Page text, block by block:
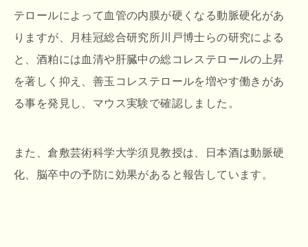
テロールによって血管の内膜が硬くなる動脈硬化があ
りますが、月桂冠総合研究所川戸博士らの研究による
と、酒粕には血清や肝臓中の総コレステロールの上昇
を著しく抑え、善玉コレステロールを増やす働きがあ
る事を発見し、マウス実験で確認しました。
また、倉敷芸術科学大学須見教授は、日本酒は動脈硬
化、脳卒中の予防に効果があると報告しています。